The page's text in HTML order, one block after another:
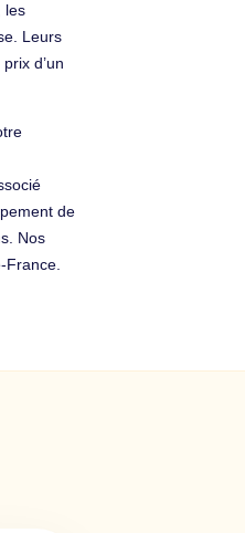
les
Leurs
d’un
de
Nos